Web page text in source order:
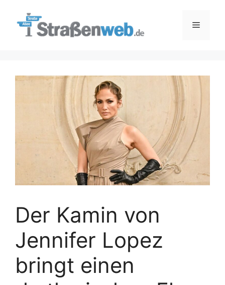
Menü
Der Kamin von
Jennifer Lopez
bringt einen